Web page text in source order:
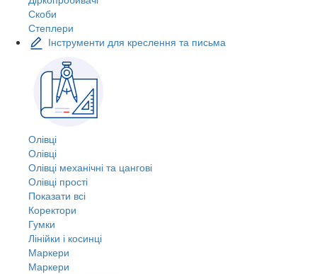
Скоби
Степлери
Інструменти для креслення та письма
Олівці
Олівці
Олівці механічні та цангові
Олівці прості
Показати всі
Коректори
Гумки
Лінійки і косинці
Маркери
Маркери